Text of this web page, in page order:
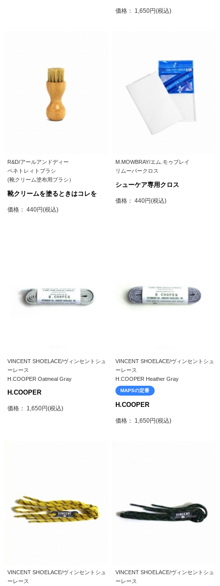
価格： 1,650円(税込)
R&D/アールアンドディー
ペネトレィトブラシ
(靴クリーム塗布用ブラシ）
靴クリームを塗るときはコレを
価格： 440円(税込)
M.MOWBRAY/エム.モゥブレイ
リムーバークロス
シューケア専用クロス
価格： 440円(税込)
VINCENT SHOELACE/ヴィンセントシュ
ーレース
H.COOPER Oatmeal Gray
H.COOPER
価格： 1,650円(税込)
VINCENT SHOELACE/ヴィンセントシュ
ーレース
H.COOPER Heather Gray
MAPSの定番
H.COOPER
価格： 1,650円(税込)
VINCENT SHOELACE/ヴィンセントシュ
ーレース
VINCENT SHOELACE/ヴィンセントシュ
ーレース